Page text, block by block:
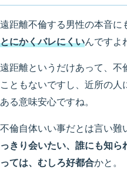
遠距離不倫する男性の本音に
とにかくバレにくいんですよ
遠距離というだけあって、不
こともないですし、近所の人
ある意味安心ですね。
不倫自体いい事だとは言い難
っきり会いたい、誰にも知ら
っては、むしろ好都合かと。